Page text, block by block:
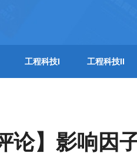
工程科技I 工程科技II
论】影响因